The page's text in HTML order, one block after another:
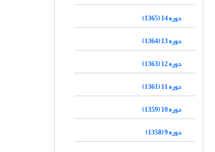
دوره 14 (1365)
دوره 13 (1364)
دوره 12 (1363)
دوره 11 (1361)
دوره 10 (1359)
دوره 9 (1358)